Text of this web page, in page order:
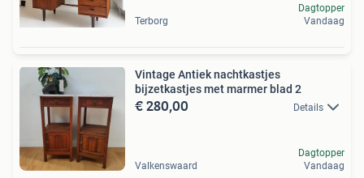
Terborg
Dagtopper
Vandaag
Vintage Antiek nachtkastjes
bijzetkastjes met marmer blad 2
€ 280,00 Details
Valkenswaard
Dagtopper
Vandaag